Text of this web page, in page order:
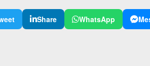
Share WhatsApp